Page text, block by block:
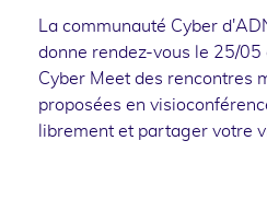
La communauté Cyber
donne rendez-vous le 25/05
Cyber Meet des rencontres
proposées en
librement et partager votre